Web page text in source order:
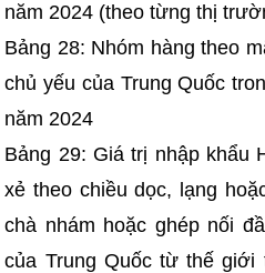
năm 2024 (theo từng thị
Bảng 28: Nhóm hàng theo
chủ yếu của Trung Quốc
năm 2024
Bảng 29: Giá trị nhập khẩu
xẻ theo chiều dọc, lạng
chà nhám hoặc ghép nối
của Trung Quốc từ thế giới